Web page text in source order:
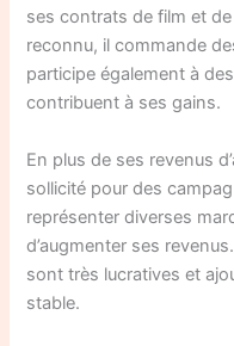
ses contrats de film et
reconnu, il commande
participe également à
contribuent à ses gains.
En plus de ses revenus
sollicité pour des
représenter diverses
d’augmenter ses
sont très lucratives et
stable.